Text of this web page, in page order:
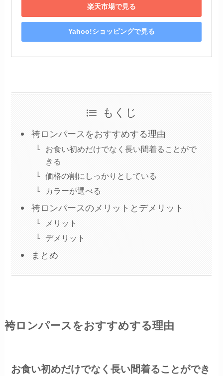
楽天市場で見る
Yahoo!ショッピングで見る
もくじ
袴ロンパースをおすすめする理由
お食い初めだけでなく長い間着ることがで
きる
価格の割にしっかりとしている
カラーが選べる
袴ロンパースのメリットとデメリット
メリット
デメリット
まとめ
袴ロンパースをおすすめする理由
お食い初めだけでなく長い間着ることができ